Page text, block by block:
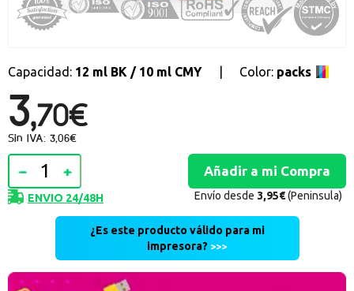
consumibles e informática.
Capacidad: 12 ml BK / 10 ml CMY Color: packs
3,70€
Sin IVA: 3,06€
ENVIO 24/48H Envío desde 3,95€(Peninsula)
¿Es este producto válido para mi
impresora? >>>